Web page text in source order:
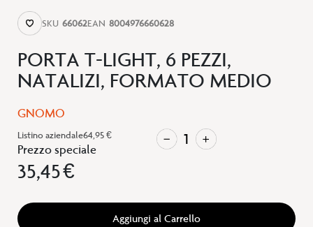
PORTA T-LIGHT, 6 PEZZI,
NATALIZI, FORMATO MEDIO
Listino aziendale64,95 €
Prezzo speciale
35,45 €
SKU 66062EAN 8004976660628
Aggiungi al Carrello
GNOMO